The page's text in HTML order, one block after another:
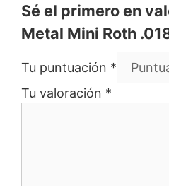
Sé el primero en
Metal Mini Roth
Tu puntuación *
Tu valoración *